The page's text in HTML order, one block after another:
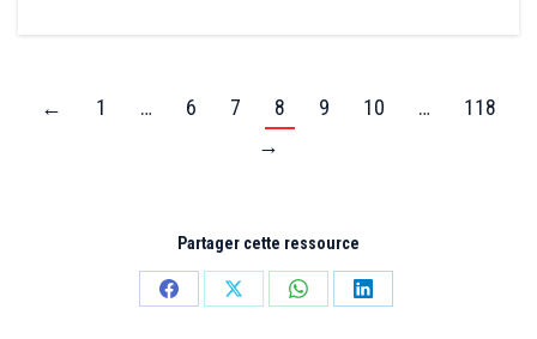
← 1 … 6 7 8 9 10 …
118
→
Partager cette ressource
PartagerPartagerPartagerPartager